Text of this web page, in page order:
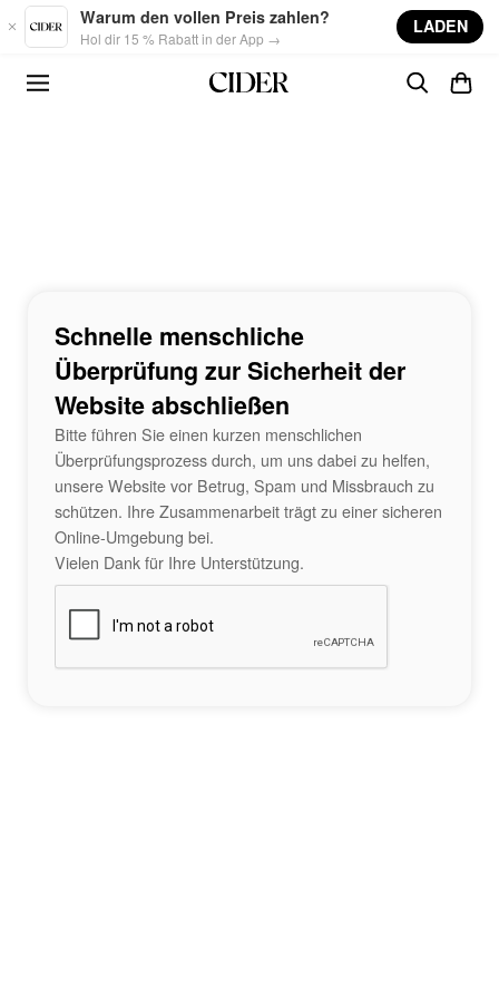
Skip to main content
Warum den vollen Preis zahlen?
Hol dir 15 % Rabatt in der App →
LADEN
Schnelle menschliche
Überprüfung zur Sicherheit der
Website abschließen
Bitte führen Sie einen kurzen menschlichen
Überprüfungsprozess durch, um uns dabei zu helfen,
unsere Website vor Betrug, Spam und Missbrauch zu
schützen. Ihre Zusammenarbeit trägt zu einer sicheren
Online-Umgebung bei.
Vielen Dank für Ihre Unterstützung.